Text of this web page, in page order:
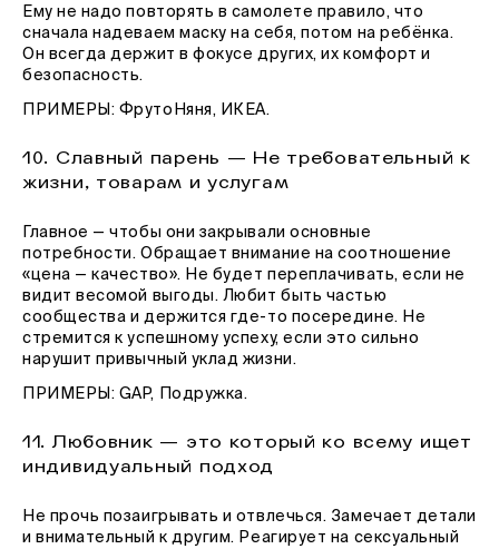
Ему не надо повторять в самолете правило, что
сначала надеваем маску на себя, потом на ребёнка.
Он всегда держит в фокусе других, их комфорт и
безопасность.
ПРИМЕРЫ: ФрутоНяня, ИКЕА.
10. Славный парень — Не требовательный к
жизни, товарам и услугам
Главное — чтобы они закрывали основные
потребности. Обращает внимание на соотношение
«цена — качество». Не будет переплачивать, если не
видит весомой выгоды. Любит быть частью
сообщества и держится где-то посередине. Не
стремится к успешному успеху, если это сильно
нарушит привычный уклад жизни.
ПРИМЕРЫ: GAP, Подружка.
11. Любовник — это который ко всему ищет
индивидуальный подход
Не прочь позаигрывать и отвлечься. Замечает детали
и внимательный к другим. Реагирует на сексуальный